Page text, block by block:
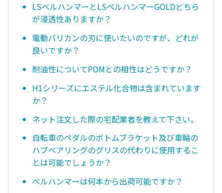
LSベルハンマーとLSベルハンマーGOLDどちら
が浸透性ありますか？
電動バリカンの刃に使いたいのですが、どれが
良いですか？
耐油性についてPOMとの相性はどうですか？
H1シリーズにエステル化合物は含まれています
か？
ネット注文した際の宅配業者を教えて下さい。
自転車のペダルのボトムブラケット及び車輪の
ハブベアリングのグリスの代わりに使用するこ
とは可能でしょうか？
ベルハンマーは何本から出荷可能ですか？